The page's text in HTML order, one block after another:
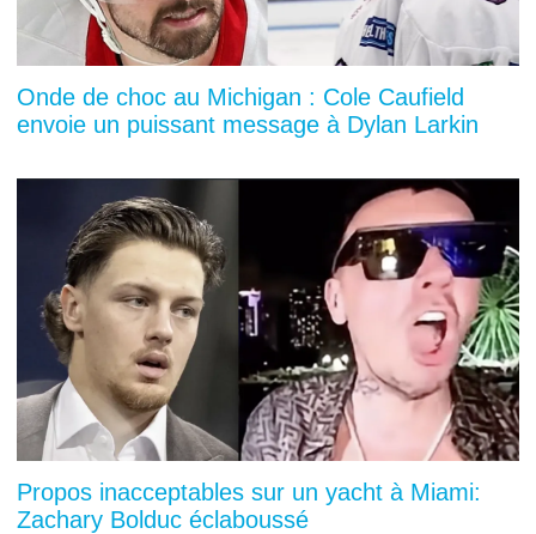
Onde de choc au Michigan : Cole Caufield
envoie un puissant message à Dylan Larkin
Propos inacceptables sur un yacht à Miami:
Zachary Bolduc éclaboussé